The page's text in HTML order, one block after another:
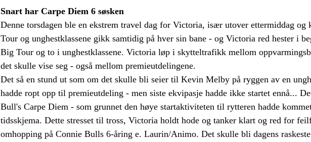
Snart har Carpe Diem 6 søsken
Denne torsdagen ble en ekstrem travel dag for Victoria, især utover ettermiddag og
Tour og unghestklassene gikk samtidig på hver sin bane - og Victoria red hester i
Big Tour og to i unghestklassene. Victoria løp i skytteltrafikk mellom
det skulle vise seg - også mellom premieutdelingene.
Det så en stund ut som om det skulle bli seier til Kevin Melby på ryggen av en
hadde ropt opp til premieutdeling - men siste ekvipasje hadde ikke startet ennå...
Bull's Carpe Diem - som grunnet den høye startaktiviteten til rytteren hadde
tidsskjema. Dette stresset til tross, Victoria holdt hode og tanker klart og red for
omhopping på Connie Bulls 6-åring e. Laurin/Animo. Det skulle bli dagens